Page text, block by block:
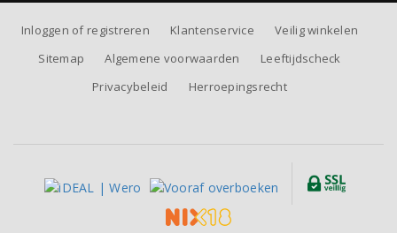
Inloggen of registreren Klantenservice
Veilig winkelen
Sitemap
Algemene voorwaarden
Leeftijdscheck
Privacybeleid
Herroepingsrecht